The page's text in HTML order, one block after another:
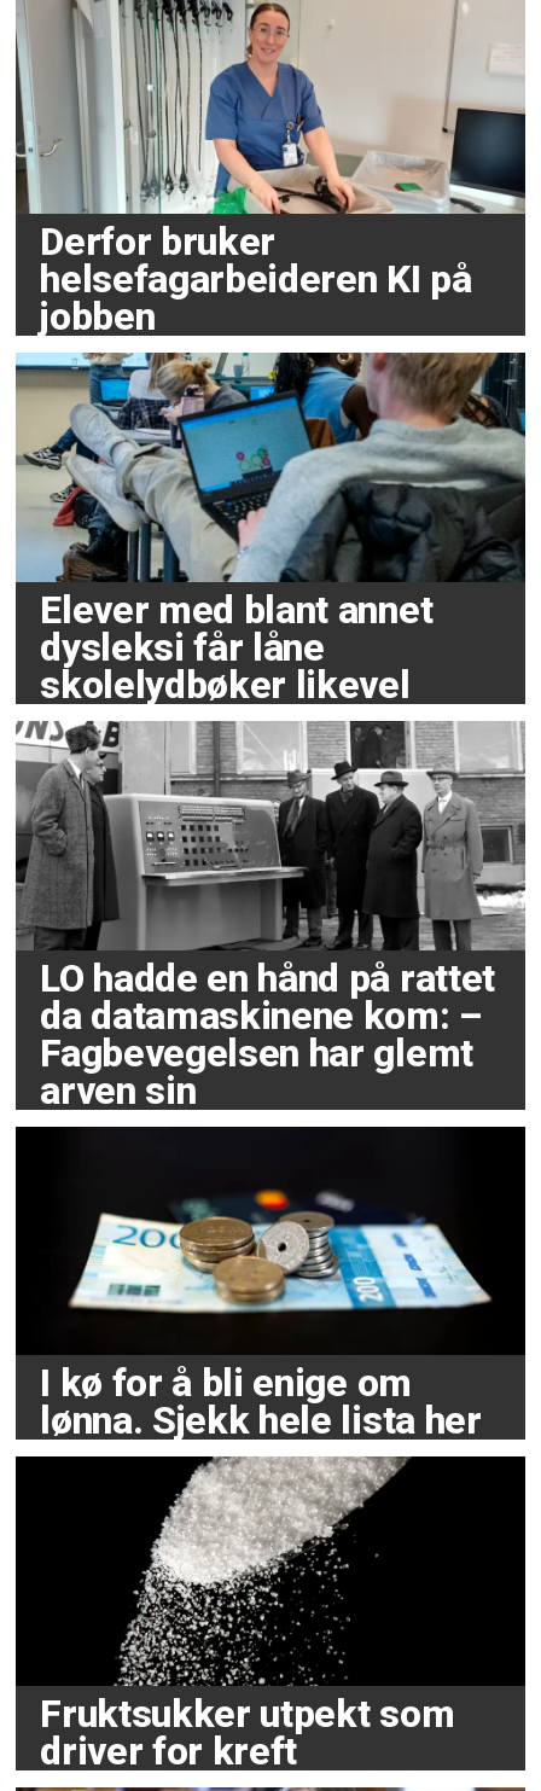
Derfor bruker
helsefagarbeideren KI på
jobben
Elever med blant annet
dysleksi får låne
skolelydbøker likevel
LO hadde en hånd på rattet
da datamaskinene kom: –
Fagbevegelsen har glemt
arven sin
I kø for å bli enige om
lønna. Sjekk hele lista her
Fruktsukker utpekt som
driver for kreft